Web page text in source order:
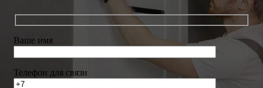
Ваше имя
Телефон для связи